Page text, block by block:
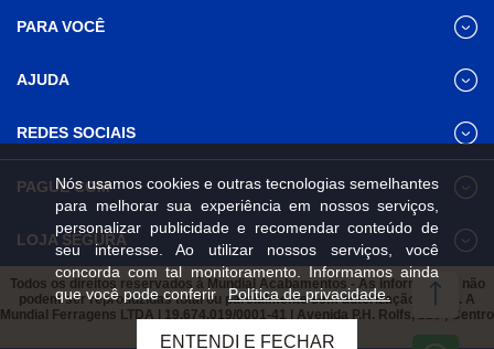
Sábado das 8h às 12h
(31) 3611-8200 Loja Física
Nossas Lojas
Programa de
Relacionamento
Trabalhe Conosco
PARA VOCÊ
Minha conta
Revistas
AJUDA
Dúvidas
Frequentes
Frete e Entrega
Trocas e
Devoluções
Política de
Privacidade e
Segurança
REDES SOCIAIS
PAGUE COM
LOJA SEGURA
Todos os direitos reservados à Mundial Acabamentos - As informações não
podem ser reproduzidas total ou parcialmente sem autorização prévia. A
Mundial Ferragens LTDA | 19.674.019/0001-41 | Avenida P.H. Rolfs, 215 , Centro
Nós usamos cookies e outras tecnologias semelhantes
para melhorar sua experiência em nossos serviços,
personalizar publicidade e recomendar conteúdo de
seu interesse. Ao utilizar nossos serviços, você
concorda com tal monitoramento. Informamos ainda
que você pode conferir Política de privacidade.
ENTENDI E FECHAR